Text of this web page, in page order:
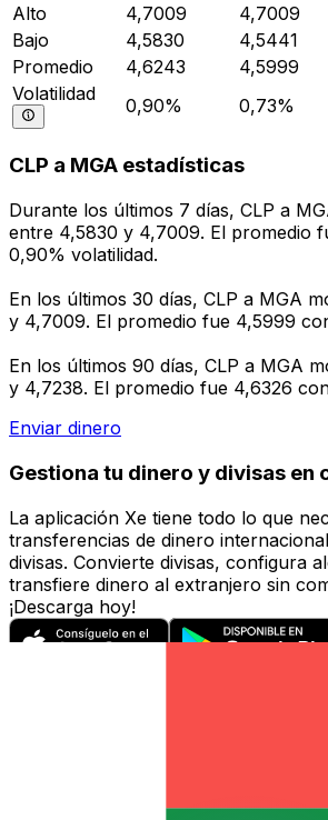
Alto
4,7009 4,7009
Bajo
4,5830 4,5441
Promedio
4,6243 4,5999
Volatilidad
0,90% 0,73%
CLP a MGA estadísticas
Durante los últimos 7 días, CLP a
entre 4,5830 y 4,7009. El promedio
0,90% volatilidad.
En los últimos 30 días, CLP a MGA
y 4,7009. El promedio fue 4,5999
En los últimos 90 días, CLP a MGA
y 4,7238. El promedio fue 4,6326
Enviar dinero
Gestiona tu dinero y divisas en
La aplicación Xe tiene todo lo que
transferencias de dinero
divisas. Convierte divisas, configura
transfiere dinero al extranjero sin
¡Descarga hoy!